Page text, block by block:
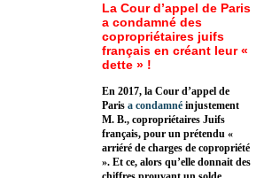
La Cour d’appel de Paris
a condamné des
copropriétaires juifs
français en créant leur «
dette » !
En 2017, la Cour d’appel de
Paris a condamné injustement
M. B., copropriétaires Juifs
français, pour un prétendu «
arriéré de charges de copropriété
». Et ce, alors qu’elle donnait des